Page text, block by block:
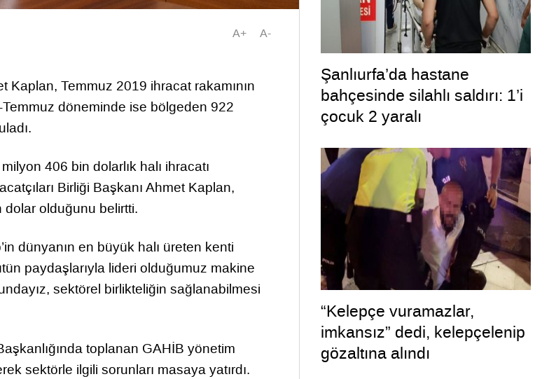
A+ A-
Kaplan, Temmuz 2019 ihracat rakamının
döneminde ise bölgeden 922
406 bin dolarlık halı ihracatı
Birliği Başkanı Ahmet Kaplan,
dolar olduğunu belirtti.
dünyanın en büyük halı üreten kenti
paydaşlarıyla lideri olduğumuz makine
sektörel birlikteliğin sağlanabilmesi
toplanan GAHİB yönetim
sektörle ilgili sorunları masaya yatırdı.
Şanlıurfa’da hastane
bahçesinde silahlı saldırı: 1’i
çocuk 2 yaralı
“Kelepçe vuramazlar,
imkansız” dedi, kelepçelenip
gözaltına alındı